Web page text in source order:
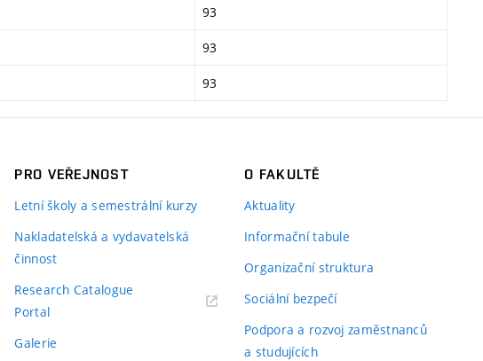
93
93
93
PRO VEŘEJNOST
Letní školy a semestrální kurzy
Nakladatelská a vydavatelská
činnost
Research Catalogue
Portal
Galerie
O FAKULTĚ
Aktuality
Informační tabule
Organizační struktura
Sociální bezpečí
Podpora a rozvoj zaměstnanců
a studujících